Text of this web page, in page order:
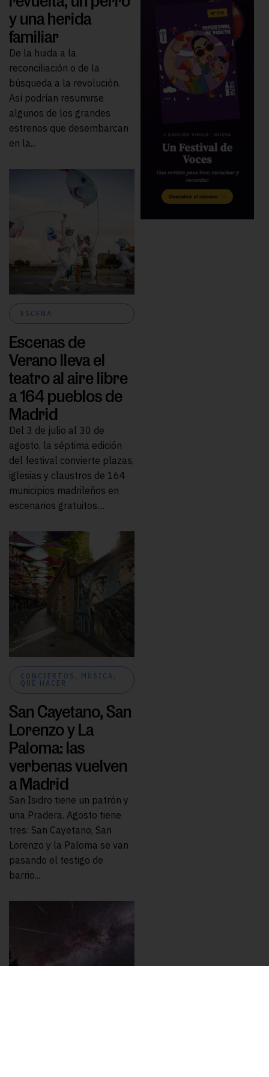
y una herida
familiar
De la huida a la
reconciliación o de la
búsqueda a la revolución.
Así podrían resumirse
algunos de los grandes
estrenos que desembarcan
en la...
ESCENA
Escenas de
Verano lleva el
teatro al aire libre
a 164 pueblos de
Madrid
Del 3 de julio al 30 de
agosto, la séptima edición
del festival convierte plazas,
iglesias y claustros de 164
municipios madrileños en
escenarios gratuitos....
CONCIERTOS , MÚSICA ,
QUÉ HACER
San Cayetano, San
Lorenzo y La
Paloma: las
verbenas vuelven
a Madrid
San Isidro tiene un patrón y
una Pradera. Agosto tiene
tres: San Cayetano, San
Lorenzo y la Paloma se van
pasando el testigo de
barrio...